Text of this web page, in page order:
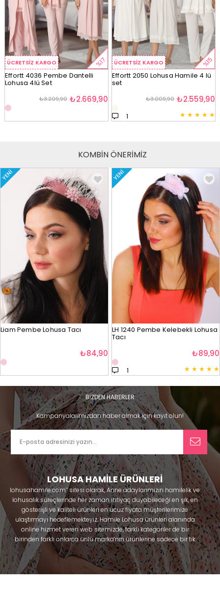
ÜCRETSIZ KARGO %17
Effortt 4036 Pembe Dantelli
Lohusa 4lü Set
₺2.669,90
₺3.209,90
ÜCRETSIZ KARGO %15
Effortt 2050 Lohusa Hamile 4 lü
set
★ ★ ★ ★ ★
1
₺2.559,90
₺3.009,90
KOMBİN ÖNERİMİZ
YENI
Liam Pembe Lohusa Tacı
₺84,90
YENI
LH 1240 Pembe Kelebekli Lohusa
Tacı
★ ★ ★ ★ ★
1
₺89,90
BİZDEN HABERLER
Kampanyalarımızdan haber almak için kayıt olun!
LOHUSA HAMİLE ÜRÜNLERİ
lohusahamile.com’’ sitesi olarak, Anne adaylarımızın hamilelik ve
lohusalık süreçlerinde her zaman ihtiyaç duyabileceği en şık, en
gösterişli ve kaliteli ürünleri en ucuz fiyata müşterilerimize
ulaştırmayı hedeflemekteyiz. Hamile Lohusa ürünleri alanında
online hizmet veren web sitemizde, farklı kategoriler de bir
birinden farklı onlarca ünlü marka’nın ürünlerine sadece bir tık
uzaklıkta olacaksınız. Hem hamilelik öncesi hem doğum sonrası
kullanabileceğiniz ürünler ile gebelik döneminizi huzur içinde
geçirmenize yardımcı olmaya çalışmaktayız. Annelerimizin